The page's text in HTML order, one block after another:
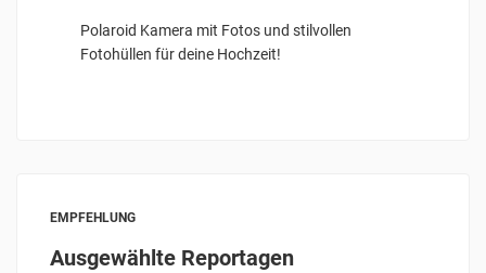
Polaroid Kamera mit Fotos und stilvollen
Fotohüllen für deine Hochzeit!
EMPFEHLUNG
Ausgewählte Reportagen